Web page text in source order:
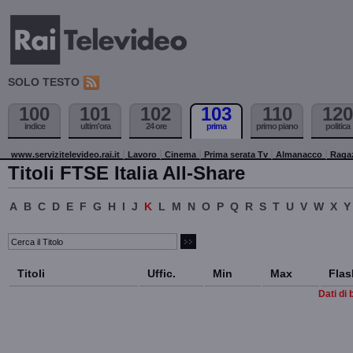
SOLO TESTO
100
indice
101
ultim'ora
102
24 ore
103
prima
110
primo piano
120
politica
www.servizitelevideo.rai.it Lavoro Cinema Prima serata Tv Almanacco
Titoli FTSE Italia All-Share
A B C D E F G H I J K L M N O P Q R S T U V W X Y
Titoli Uffic. Min Max
Dati di